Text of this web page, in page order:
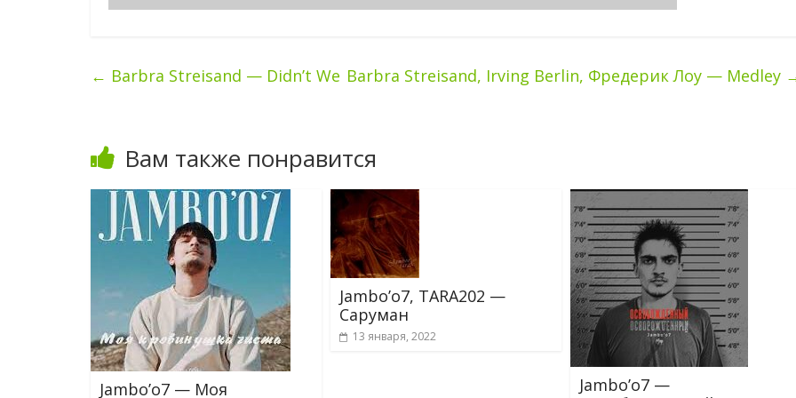
← Barbra Streisand — Didn’t We Barbra Streisand, Irving Berlin, Фредерик Лоу — Medley
Вам также понравится
Jambo’o7 — Моя
Jambo’o7, TARA202 —
Саруман
13 января, 2022
Jambo’o7 —